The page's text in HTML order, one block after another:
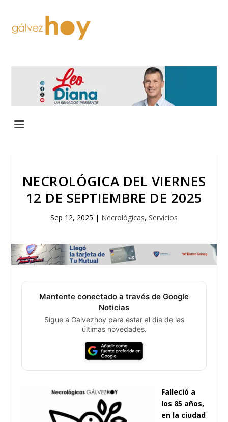
NECROLÓGICA DEL VIERNES
12 DE SEPTIEMBRE DE 2025
Sep 12, 2025 | Necrológicas, Servicios
Mantente conectado a través de Google
Noticias
Sígue a Galvezhoy para estar al día de las
últimas novedades.
Falleció a
los 85 años,
en la ciudad